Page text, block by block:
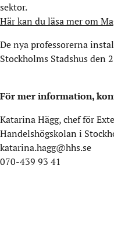
sektor.
Här kan du läsa mer om
De nya professorerna
Stockholms Stadshus den
För mer information,
Katarina Hägg, chef för
Handelshögskolan i
katarina.hagg@hhs.se
070-439 93 41